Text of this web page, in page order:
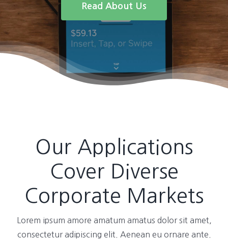
Read About Us
Our Applications
Cover Diverse
Corporate Markets
Lorem ipsum amore amatum amatus dolor sit amet,
consectetur adipiscing elit. Aenean eu ornare ante.